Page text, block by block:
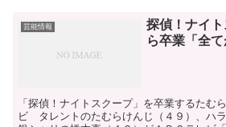
芸能情報
探偵！ナイ
ら卒業「全て
「探偵！ナイトスクープ」を卒業するたむ
ビ タレントのたむらけんじ（４９）、ハラ